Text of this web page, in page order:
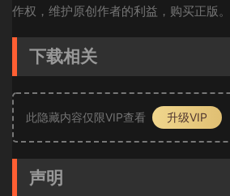
作权，维护原创作者的利益，购买正版。
下载相关
此隐藏内容仅限VIP查看 升级VIP
声明